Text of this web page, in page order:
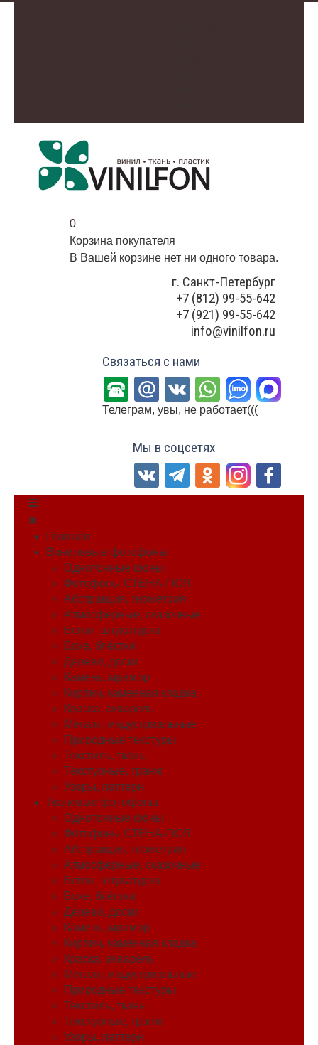
0
Корзина покупателя
В Вашей корзине нет ни одного товара.
г. Санкт-Петербург
+7 (812) 99-55-642
+7 (921) 99-55-642
info@vinilfon.ru
Связаться с нами
Телеграм, увы, не работает(((
Мы в соцсетях
Главная
Виниловые фотофоны
Однотонные фоны
Фотофоны СТЕНА-ПОЛ
Абстракция, геометрия
Атмосферные, сказочные
Бетон, штукатурка
Боке, блёстки
Дерево, доски
Камень, мрамор
Кирпич, каменная кладка
Краска, акварель
Металл, индустриальные
Природные текстуры
Текстиль, ткань
Текстурные, гранж
Узоры, паттерн
Тканевые фотофоны
Однотонные фоны
Фотофоны СТЕНА-ПОЛ
Абстракция, геометрия
Атмосферные, сказочные
Бетон, штукатурка
Боке, блёстки
Дерево, доски
Камень, мрамор
Кирпич, каменная кладка
Краска, акварель
Металл, индустриальные
Природные текстуры
Текстиль, ткань
Текстурные, гранж
Узоры, паттерн